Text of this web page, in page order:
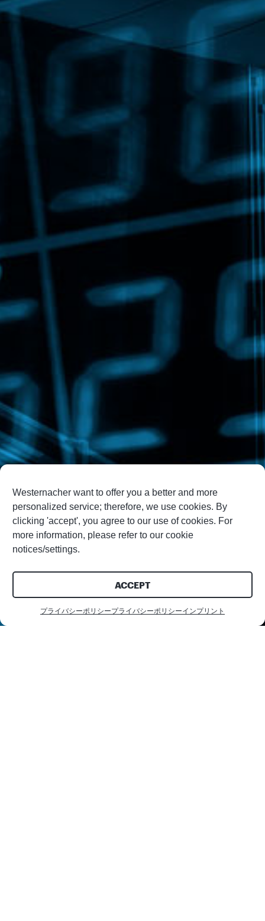
Westernacher want to offer you a better and more
personalized service; therefore, we use cookies. By
clicking 'accept', you agree to our use of cookies. For
more information, please refer to our cookie
notices/settings.
ACCEPT
プライバシーポリシープライバシーポリシーインプリント